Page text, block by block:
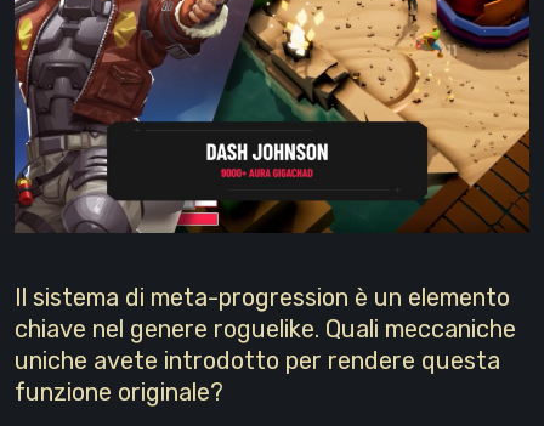
Il sistema di meta-progression è un elemento
chiave nel genere roguelike. Quali meccaniche
uniche avete introdotto per rendere questa
funzione originale?